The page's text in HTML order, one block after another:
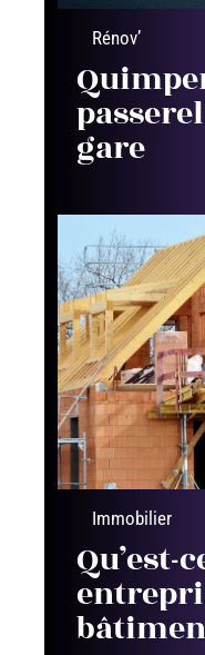
Rénov’
gare
Immobilier
Qu’est-